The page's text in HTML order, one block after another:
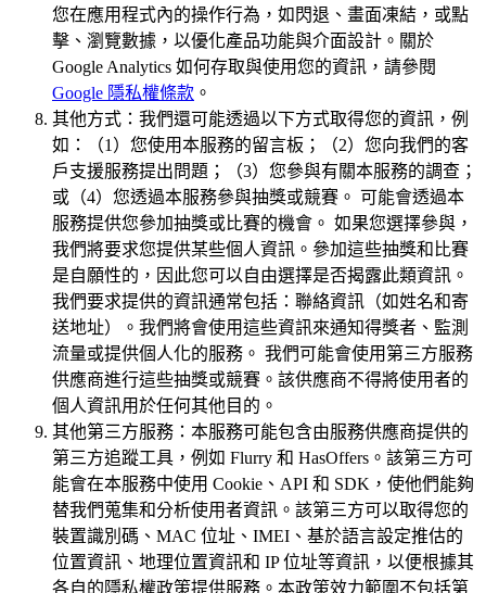
您在應用程式內的操作行為，如閃退、畫面凍結，或點
擊、瀏覽數據，以優化產品功能與介面設計。關於
Google Analytics 如何存取與使用您的資訊，請參閱
Google 隱私權條款 。
其他方式：我們還可能透過以下方式取得您的資訊，例
如：（1）您使用本服務的留言板；（2）您向我們的客
戶支援服務提出問題；（3）您參與有關本服務的調查；
或（4）您透過本服務參與抽獎或競賽。 可能會透過本
服務提供您參加抽獎或比賽的機會。 如果您選擇參與，
我們將要求您提供某些個人資訊。參加這些抽獎和比賽
是自願性的，因此您可以自由選擇是否揭露此類資訊。
我們要求提供的資訊通常包括：聯絡資訊（如姓名和寄
送地址）。我們將會使用這些資訊來通知得獎者、監測
流量或提供個人化的服務。 我們可能會使用第三方服務
供應商進行這些抽獎或競賽。該供應商不得將使用者的
個人資訊用於任何其他目的。
其他第三方服務：本服務可能包含由服務供應商提供的
第三方追蹤工具，例如 Flurry 和 HasOffers。該第三方可
能會在本服務中使用 Cookie、API 和 SDK，使他們能夠
替我們蒐集和分析使用者資訊。該第三方可以取得您的
裝置識別碼、MAC 位址、IMEI、基於語言設定推估的
位置資訊、地理位置資訊和 IP 位址等資訊，以便根據其
各自的隱私權政策提供服務。本政策效力範圍不包括第